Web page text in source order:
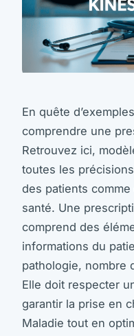
En quête
comprendre une
Retrouvez ici,
toutes les
des patients
santé. Une
comprend des
informations du
pathologie, nombre
Elle doit respecter
garantir la prise en
Maladie tout en